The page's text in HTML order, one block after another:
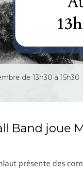
de 13h30 à 15h30
Band joue
présente des